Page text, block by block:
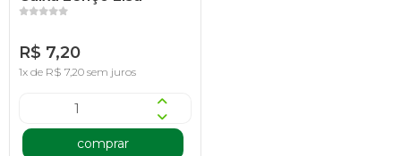
R$ 7,20
1x de R$ 7,20 sem juros
comprar